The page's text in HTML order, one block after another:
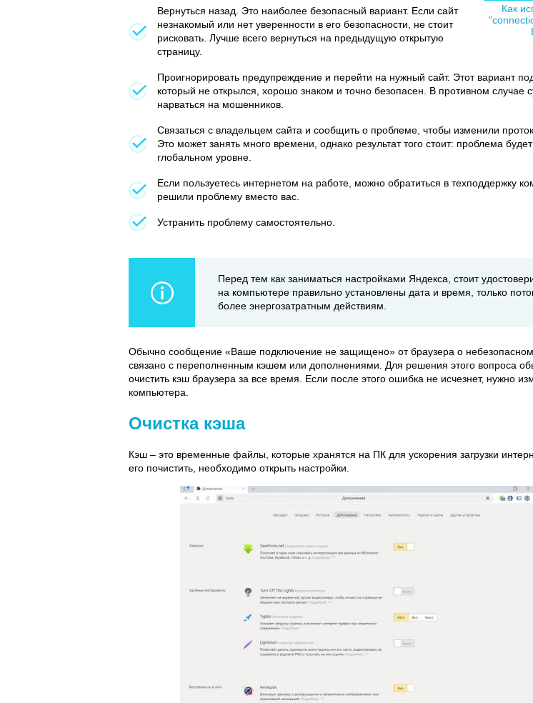
Как
Вернуться назад. Это наиболее безопасный вариант. Если сайт
незнакомый или нет уверенности в его безопасности, не стоит
рисковать. Лучше всего вернуться на предыдущую открытую
страницу.
Проигнорировать предупреждение и перейти на нужный сайт. Этот вариант
который не открылся, хорошо знаком и точно безопасен. В противном случае
нарваться на мошенников.
Связаться с владельцем сайта и сообщить о проблеме, чтобы изменили
Это может занять много времени, однако результат того стоит: проблема
глобальном уровне.
Если пользуетесь интернетом на работе, можно обратиться в техподдержку
решили проблему вместо вас.
Устранить проблему самостоятельно.
Перед тем как заниматься настройками Яндекса, стоит
на компьютере правильно установлены дата и время, только
более энергозатратным действиям.
Обычно сообщение «Ваше подключение не защищено» от браузера о
связано с переполненным кэшем или дополнениями. Для решения этого вопроса
очистить кэш браузера за все время. Если после этого ошибка не исчезнет, нужно
компьютера.
Очистка кэша
Кэш – это временные файлы, которые хранятся на ПК для ускорения загрузки
его почистить, необходимо открыть настройки.